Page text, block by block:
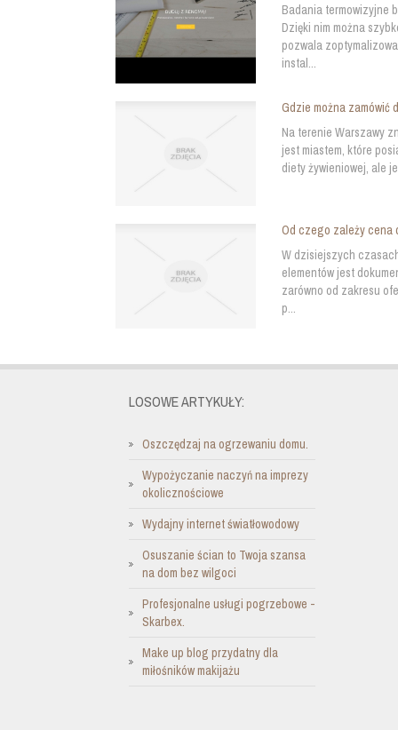
Badania termowizyjne
Dzięki nim można
pozwala
instal...
Gdzie można
Na terenie Warszawy
jest miastem, które
diety żywieniowej, ale
Od czego zależy cena
W dzisiejszych
elementów jest
zarówno od zakresu
p...
LOSOWE ARTYKUŁY:
Oszczędzaj na ogrzewaniu domu.
Wypożyczanie naczyń na imprezy
okolicznościowe
Wydajny internet światłowodowy
Osuszanie ścian to Twoja szansa
na dom bez wilgoci
Profesjonalne usługi pogrzebowe -
Skarbex.
Make up blog przydatny dla
miłośników makijażu